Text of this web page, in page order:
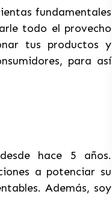
fundamentales
todo el provecho
tus productos y
para así
hace 5 años.
a potenciar su
Además, soy